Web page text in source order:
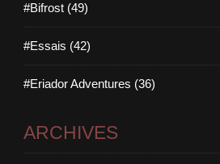
#Bifrost (49)
#Essais (42)
#Eriador Adventures (36)
ARCHIVES